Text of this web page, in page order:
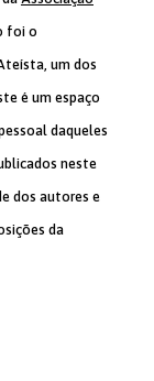
foi o
um dos
é um espaço
daqueles
neste
dos autores e
da